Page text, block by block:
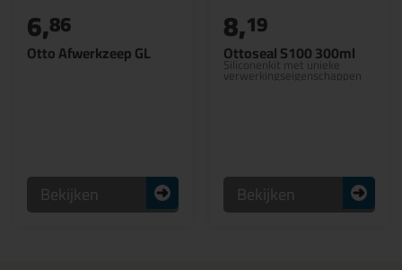
Otto Afwerkzeep GL
6,86
Bekijken
Ottoseal S100 300ml
Siliconenkit met unieke
verwerkingseigenschappen
8,19
Bekijken